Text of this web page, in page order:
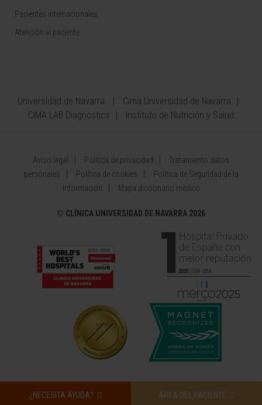
¿NECESITA AYUDA? ÁREA DEL PACIENTE
Pacientes internacionales
Atención al paciente
Universidad de Navarra
Cima Universidad de Navarra
CIMA LAB Diagnostics
Instituto de Nutrición y Salud
Aviso legal Política de privacidad
Tratamiento datos
personales
Política de cookies
Política de Seguridad de la
Información
Mapa diccionario médico
© CLÍNICA UNIVERSIDAD DE NAVARRA 2026